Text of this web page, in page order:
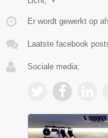
Er wordt gewerkt op
Laatste facebook
Sociale media: